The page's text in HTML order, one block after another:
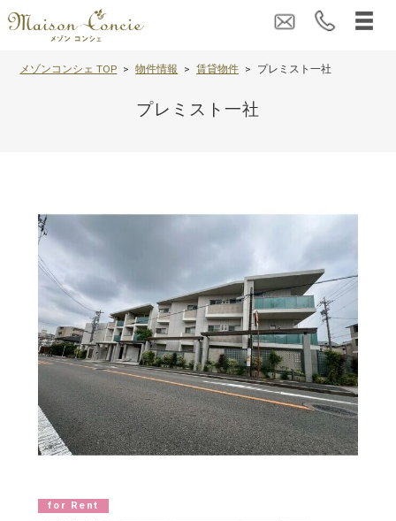
メゾンコンシェ TOP 物件情報 賃貸物件 プレミスト一社
プレミスト一社
for Rent